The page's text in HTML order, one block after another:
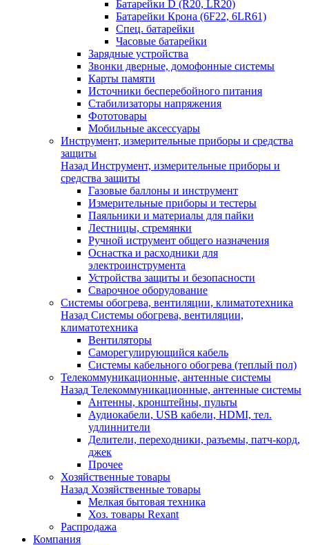
Батарейки D (R20, LR20)
Батарейки Крона (6F22, 6LR61)
Спец. батарейки
Часовые батарейки
Зарядные устройства
Звонки дверные, домофонные системы
Карты памяти
Источники бесперебойного питания
Стабилизаторы напряжения
Фототовары
Мобильные аксессуары
Инструмент, измерительные приборы и средства
защиты
Назад Инструмент, измерительные приборы и
средства защиты
Газовые баллоны и инструмент
Измерительные приборы и тестеры
Паяльники и материалы для пайки
Лестницы, стремянки
Ручной иструмент общего назначения
Оснастка и расходники для
электроинструмента
Устройства защиты и безопасности
Сварочное оборудование
Системы обогрева, вентиляции, климатотехника
Назад Системы обогрева, вентиляции,
климатотехника
Вентиляторы
Саморегулирующийся кабель
Системы кабельного обогрева (теплый пол)
Телекоммуникационные, антенные системы
Назад Телекоммуникационные, антенные системы
Антенны, кронштейны, пульты
Аудиокабели, USB кабели, HDMI, тел.
удлиннители
Делители, переходники, разъемы, патч-корд,
джек
Прочее
Хозяйственные товары
Назад Хозяйственные товары
Мелкая бытовая техника
Хоз. товары Rexant
Распродажа
Компания